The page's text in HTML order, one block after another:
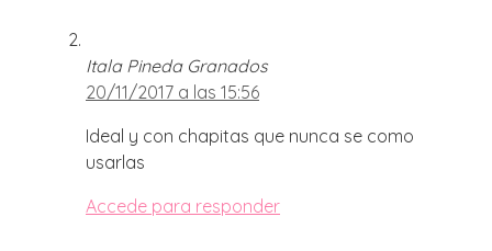
Itala Pineda Granados
20/11/2017 a las 15:56
Ideal y con chapitas que nunca se como
usarlas
Accede para responder